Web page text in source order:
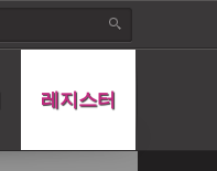
레지스터